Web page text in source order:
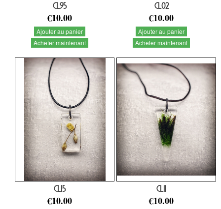
CL95
€10.00
Ajouter au panier
Acheter maintenant
CL02
€10.00
Ajouter au panier
Acheter maintenant
CL15
€10.00
CL11
€10.00